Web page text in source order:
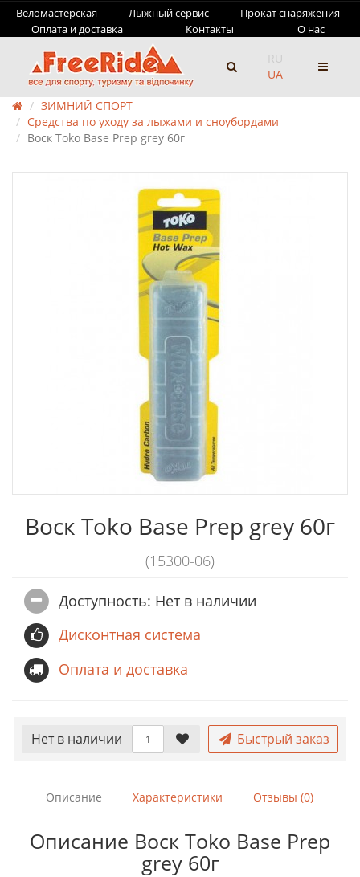
Веломастерская Лыжный сервис
Прокат снаряжения
Оплата и доставка
Контакты О нас
RU
UA
ЗИМНИЙ СПОРТ
Средства по уходу за лыжами и сноубордами
Воск Toko Base Prep grey 60г
Воск Toko Base Prep grey 60г
(15300-06)
Доступность: Нет в наличии
Дисконтная система
Оплата и доставка
Нет в наличии Быстрый заказ
Описание Характеристики Отзывы (0)
Описание Воск Toko Base Prep
grey 60г